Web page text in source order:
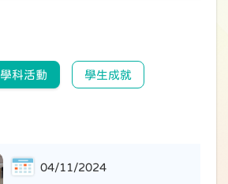
學科活動 學生成就
04/11/2024